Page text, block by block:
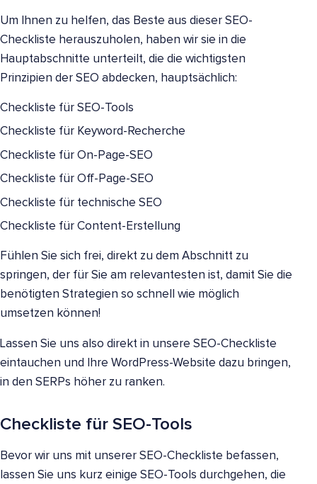
Um Ihnen zu helfen, das Beste aus dieser SEO-
Checkliste herauszuholen, haben wir sie in die
Hauptabschnitte unterteilt, die die wichtigsten
Prinzipien der SEO abdecken, hauptsächlich:
Checkliste für SEO-Tools
Checkliste für Keyword-Recherche
Checkliste für On-Page-SEO
Checkliste für Off-Page-SEO
Checkliste für technische SEO
Checkliste für Content-Erstellung
Fühlen Sie sich frei, direkt zu dem Abschnitt zu
springen, der für Sie am relevantesten ist, damit Sie die
benötigten Strategien so schnell wie möglich
umsetzen können!
Lassen Sie uns also direkt in unsere SEO-Checkliste
eintauchen und Ihre WordPress-Website dazu bringen,
in den SERPs höher zu ranken.
Checkliste für SEO-Tools
Bevor wir uns mit unserer SEO-Checkliste befassen,
lassen Sie uns kurz einige SEO-Tools durchgehen, die